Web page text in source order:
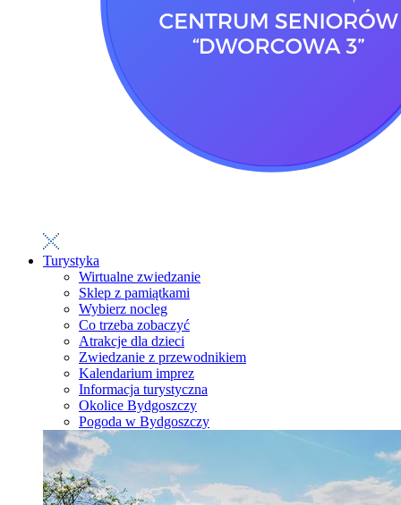
Turystyka
Wirtualne zwiedzanie
Sklep z pamiątkami
Wybierz nocleg
Co trzeba zobaczyć
Atrakcje dla dzieci
Zwiedzanie z przewodnikiem
Kalendarium imprez
Informacja turystyczna
Okolice Bydgoszczy
Pogoda w Bydgoszczy